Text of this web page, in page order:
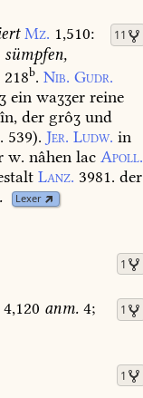
11
Mz. 1,510:
sümpfen,
218b. Nib. Gudr.
ein waʒʒer reine
în, der grôʒ und
539). Jer. Ludw. in
w. nâhen lac Apoll.
Lanz. 3981. der
Lexer
1
1
4,120 anm. 4;
1